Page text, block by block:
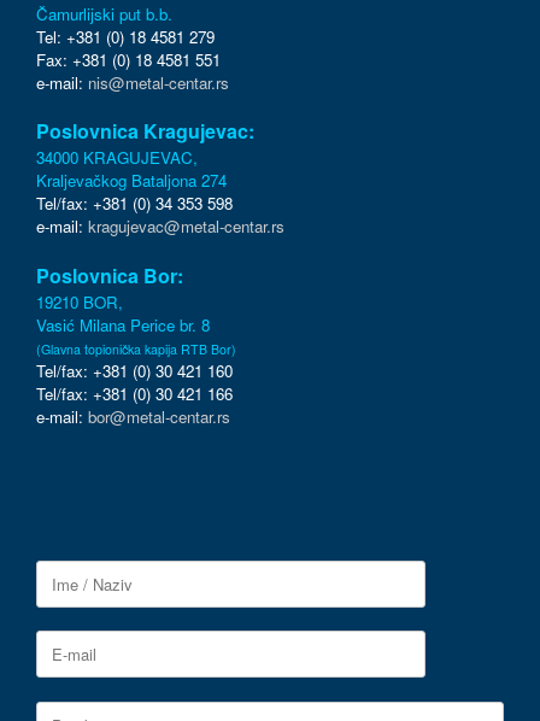
Čamurlijski put b.b.
Tel: +381 (0) 18 4581 279
Fax: +381 (0) 18 4581 551
e-mail: nis@metal-centar.rs
Poslovnica Kragujevac:
34000 KRAGUJEVAC,
Kraljevačkog Bataljona 274
Tel/fax: +381 (0) 34 353 598
e-mail: kragujevac@metal-centar.rs
Poslovnica Bor:
19210 BOR,
Vasić Milana Perice br. 8
(Glavna topionička kapija RTB Bor)
Tel/fax: +381 (0) 30 421 160
Tel/fax: +381 (0) 30 421 166
e-mail: bor@metal-centar.rs